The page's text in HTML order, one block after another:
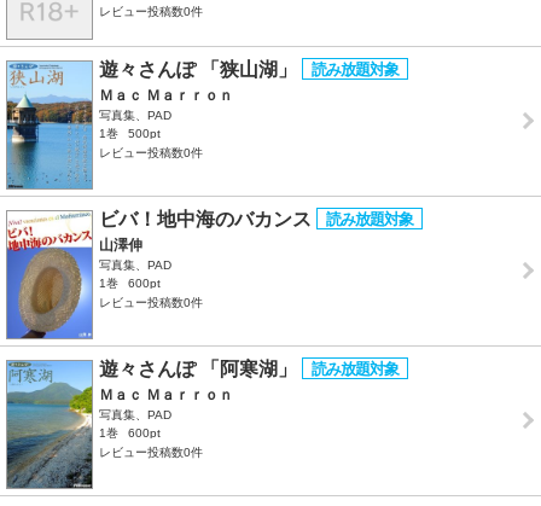
レビュー投稿数0件
遊々さんぽ 「狭山湖」
Ｍａｃ Ｍａｒｒｏｎ
写真集、PAD
1巻
500pt
レビュー投稿数0件
ビバ！地中海のバカンス
山澤伸
写真集、PAD
1巻
600pt
レビュー投稿数0件
遊々さんぽ 「阿寒湖」
Ｍａｃ Ｍａｒｒｏｎ
写真集、PAD
1巻
600pt
レビュー投稿数0件